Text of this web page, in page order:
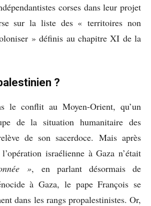
corses dans leur projet
sur la liste des « territoires non
» définis au chapitre XI de la
?
le conflit au Moyen-Orient, qu’un
de la situation humanitaire des
de son sacerdoce. Mais après
israélienne à Gaza n’était
», en parlant désormais de
à Gaza, le pape François se
dans les rangs propalestinistes. Or,